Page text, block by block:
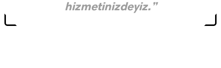
hizmetinizdeyiz.”